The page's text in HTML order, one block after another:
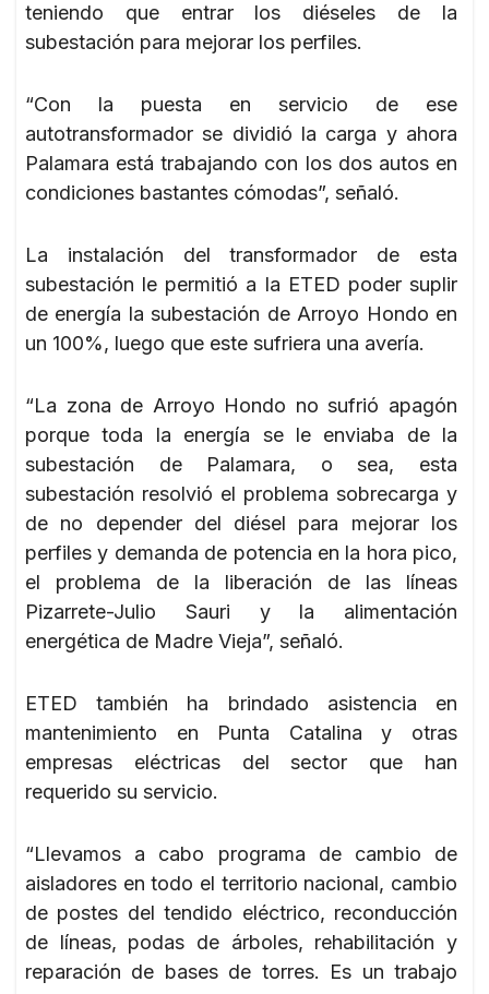
teniendo que entrar los diéseles de la
subestación para mejorar los perfiles.
“Con la puesta en servicio de ese
autotransformador se dividió la carga y ahora
Palamara está trabajando con los dos autos en
condiciones bastantes cómodas”, señaló.
La instalación del transformador de esta
subestación le permitió a la ETED poder suplir
de energía la subestación de Arroyo Hondo en
un 100%, luego que este sufriera una avería.
“La zona de Arroyo Hondo no sufrió apagón
porque toda la energía se le enviaba de la
subestación de Palamara, o sea, esta
subestación resolvió el problema sobrecarga y
de no depender del diésel para mejorar los
perfiles y demanda de potencia en la hora pico,
el problema de la liberación de las líneas
Pizarrete-Julio Sauri y la alimentación
energética de Madre Vieja”, señaló.
ETED también ha brindado asistencia en
mantenimiento en Punta Catalina y otras
empresas eléctricas del sector que han
requerido su servicio.
“Llevamos a cabo programa de cambio de
aisladores en todo el territorio nacional, cambio
de postes del tendido eléctrico, reconducción
de líneas, podas de árboles, rehabilitación y
reparación de bases de torres. Es un trabajo